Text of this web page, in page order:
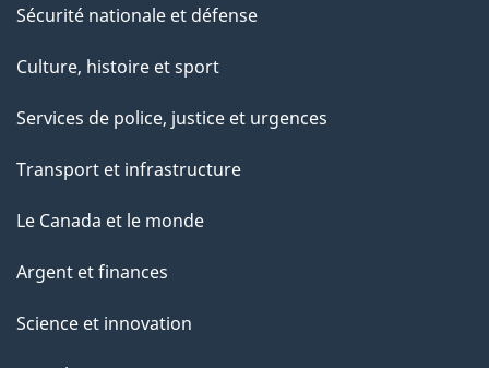
Sécurité nationale et défense
Culture, histoire et sport
Services de police, justice et urgences
Transport et infrastructure
Le Canada et le monde
Argent et finances
Science et innovation